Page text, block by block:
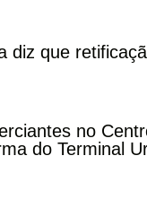
diz que
no
do Terminal